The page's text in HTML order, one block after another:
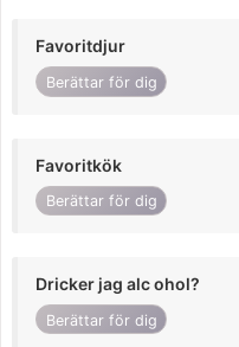
Favoritdjur
Berättar för dig
Favoritkök
Berättar för dig
Dricker jag alc ohol?
Berättar för dig